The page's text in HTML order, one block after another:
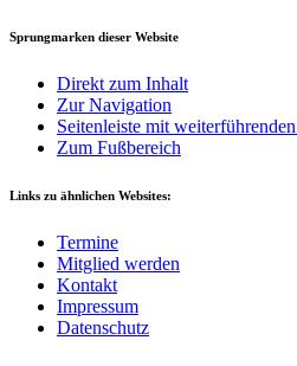
Sprungmarken dieser Website
Direkt zum Inhalt
Zur Navigation
Seitenleiste mit
Zum Fußbereich
Links zu ähnlichen Websites:
Termine
Mitglied werden
Kontakt
Impressum
Datenschutz